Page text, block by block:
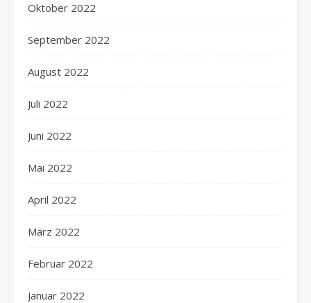
Oktober 2022
September 2022
August 2022
Juli 2022
Juni 2022
Mai 2022
April 2022
März 2022
Februar 2022
Januar 2022